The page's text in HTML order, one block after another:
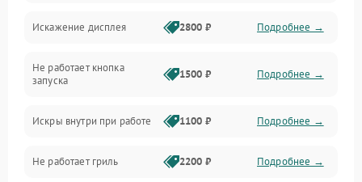
Питание и запуск
Нагрев и приготовление
Программное обеспечение
Искажение дисплея 2800 ₽ Подробнее →
Не работает кнопка
запуска
1500 ₽ Подробнее →
Искры внутри при работе 1100 ₽ Подробнее →
Не работает гриль 2200 ₽ Подробнее →